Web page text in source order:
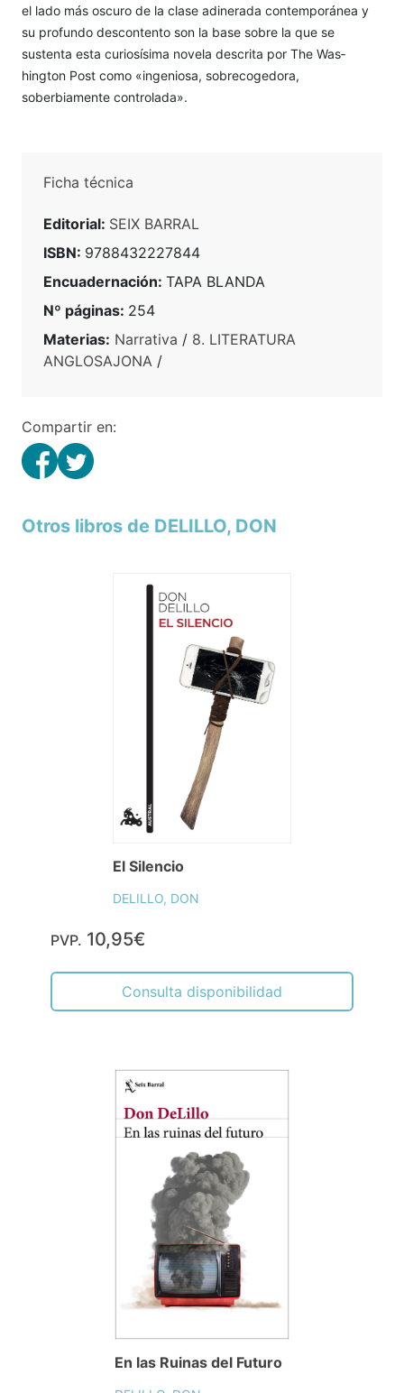
el lado más oscuro de la clase adinerada contempo­ránea y
su profundo descontento son la base sobre la que se
sustenta esta curiosísima novela descrita por The Was­
hington Post como «ingeniosa, sobrecogedora,
soberbiamente controlada».
Ficha técnica
Editorial: SEIX BARRAL
ISBN: 9788432227844
Encuadernación: TAPA BLANDA
Nº páginas: 254
Materias: Narrativa / 8. LITERATURA
ANGLOSAJONA /
Compartir en:
Otros libros de DELILLO, DON
El Silencio
DELILLO, DON
PVP. 10,95€
Consulta disponibilidad
En las Ruinas del Futuro